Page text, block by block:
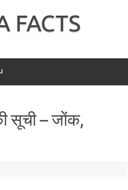
FACTS
सूची – जोंक,